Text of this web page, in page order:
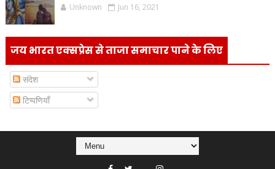
Unknown Jun 16, 2021
जय भारत एक्सप्रेस से ताजा समाचार पाने के लिए
संदेश
टिप्पणियाँ